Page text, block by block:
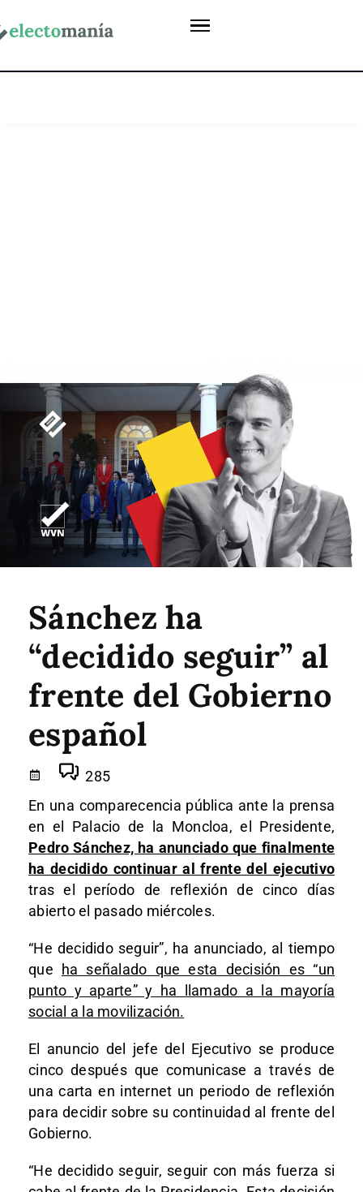
Sánchez ha
“decidido seguir” al
frente del Gobierno
español
285
En una comparecencia pública ante la prensa
en el Palacio de la Moncloa, el Presidente,
Pedro Sánchez, ha anunciado que finalmente
ha decidido continuar al frente del ejecutivo
tras el período de reflexión de cinco días
abierto el pasado miércoles.
“He decidido seguir”, ha anunciado, al tiempo
que ha señalado que esta decisión es “un
punto y aparte” y ha llamado a la mayoría
social a la movilización.
El anuncio del jefe del Ejecutivo se produce
cinco después que comunicase a través de
una carta en internet un periodo de reflexión
para decidir sobre su continuidad al frente del
Gobierno.
“He decidido seguir, seguir con más fuerza si